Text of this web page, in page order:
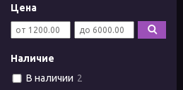
Цена
Наличие
В наличии 2